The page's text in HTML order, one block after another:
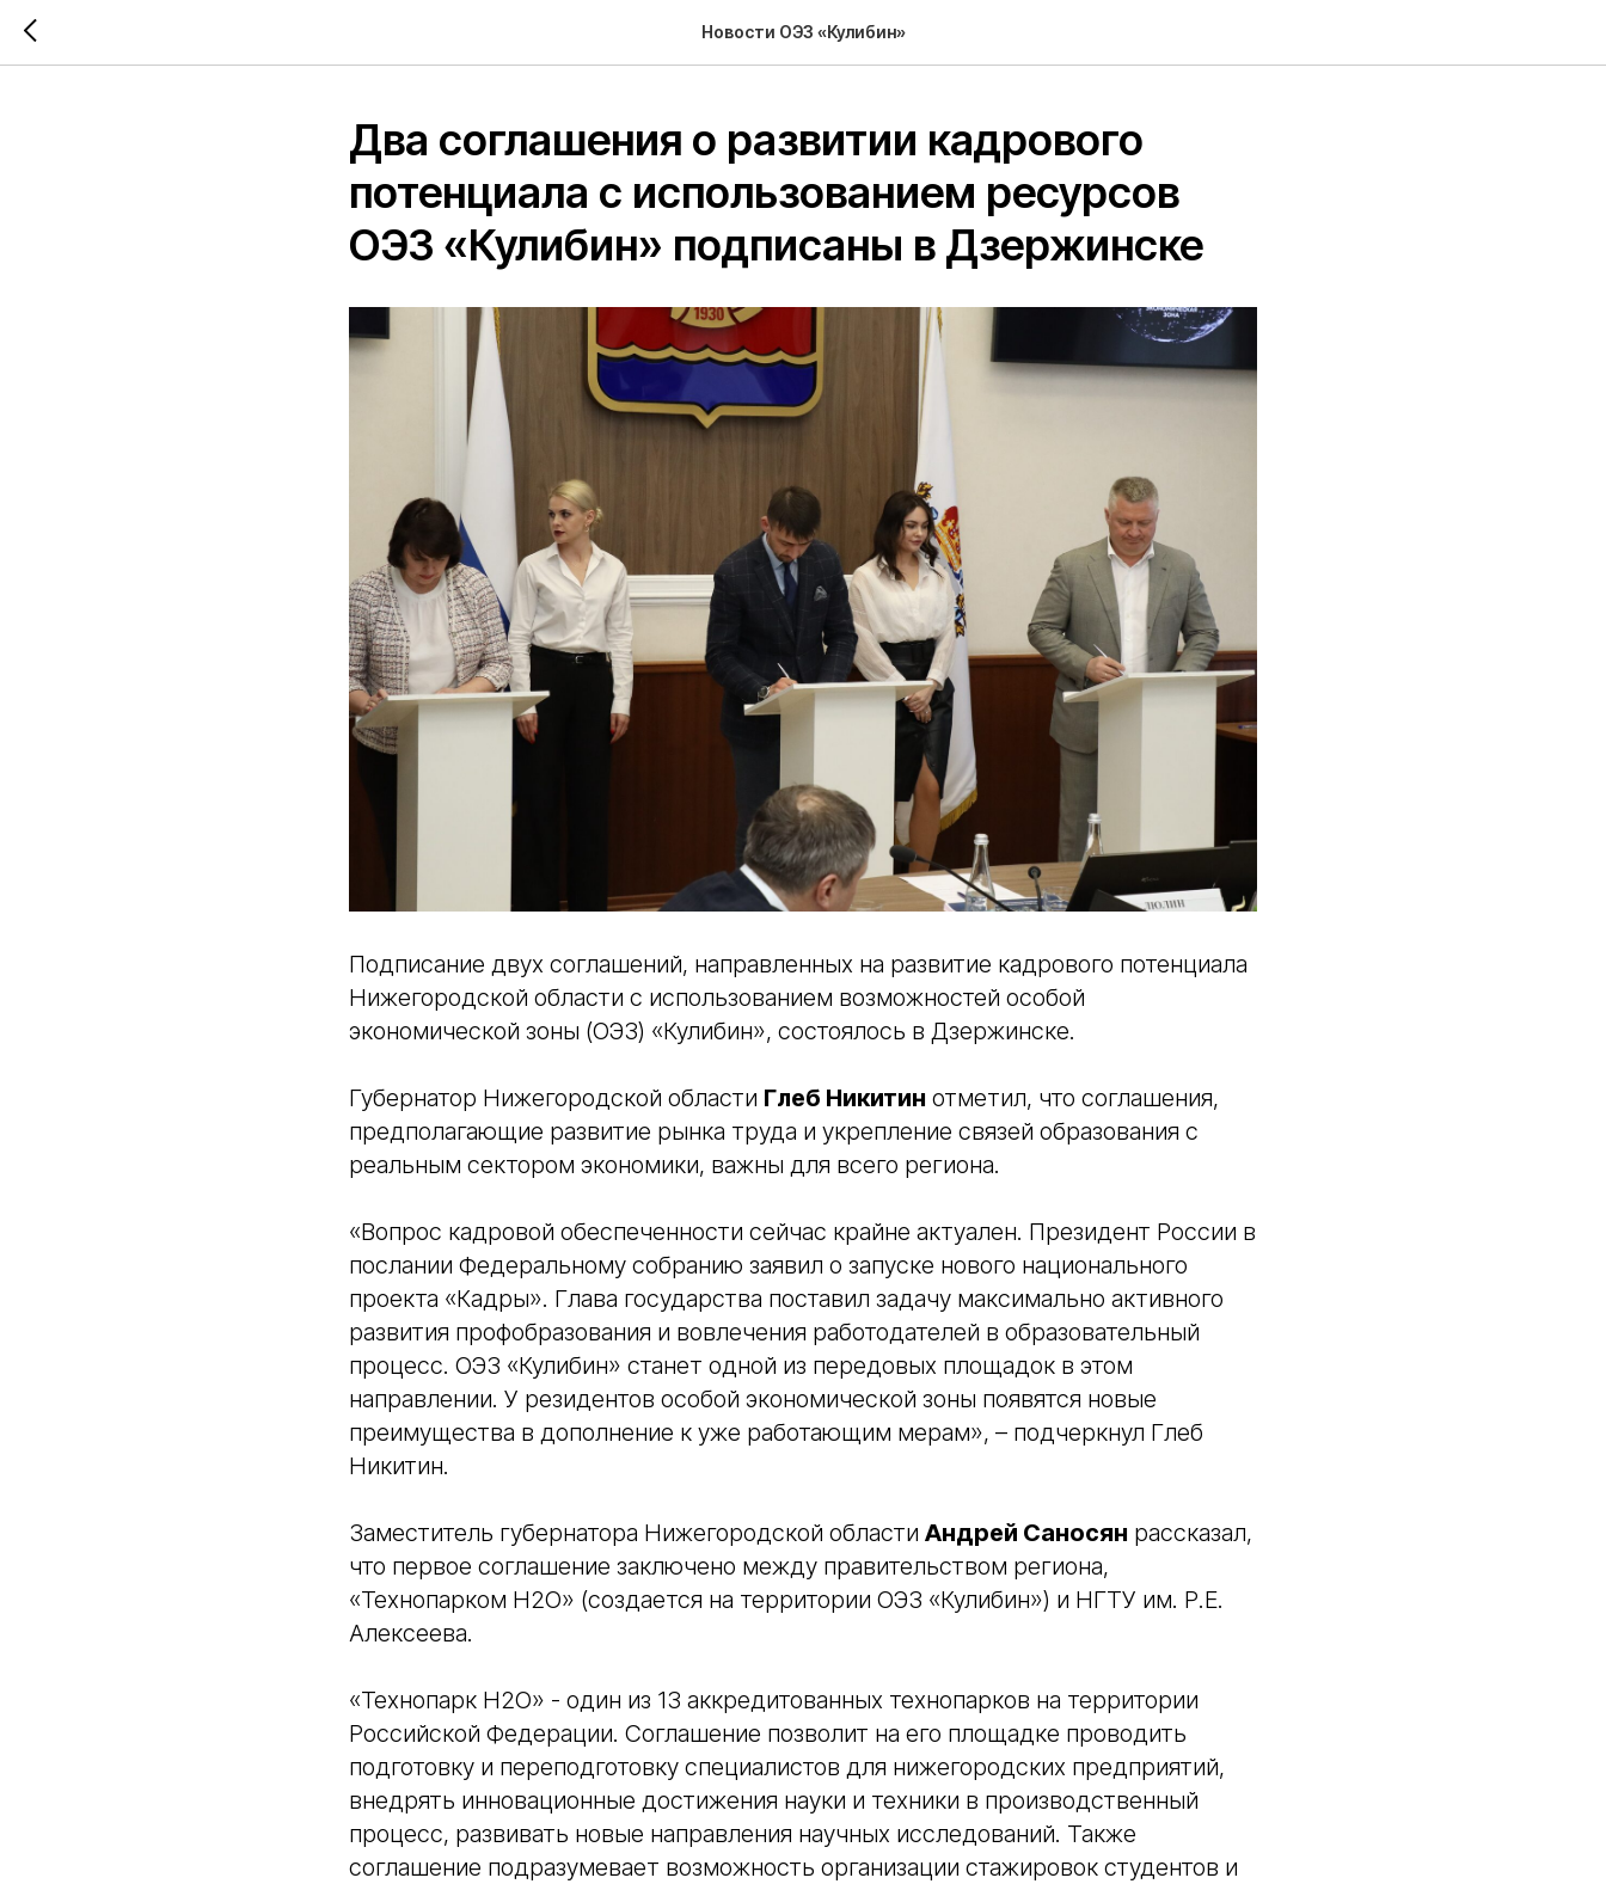
Новости ОЭЗ «Кулибин»
Два соглашения о развитии кадрового
потенциала с использованием ресурсов
ОЭЗ «Кулибин» подписаны в Дзержинске
Подписание двух соглашений, направленных на развитие кадрового потенциала
Нижегородской области с использованием возможностей особой
экономической зоны (ОЭЗ) «Кулибин», состоялось в Дзержинске.
Губернатор Нижегородской области Глеб Никитин отметил, что соглашения,
предполагающие развитие рынка труда и укрепление связей образования с
реальным сектором экономики, важны для всего региона.
«Вопрос кадровой обеспеченности сейчас крайне актуален. Президент России в
послании Федеральному собранию заявил о запуске нового национального
проекта «Кадры». Глава государства поставил задачу максимально активного
развития профобразования и вовлечения работодателей в образовательный
процесс. ОЭЗ «Кулибин» станет одной из передовых площадок в этом
направлении. У резидентов особой экономической зоны появятся новые
преимущества в дополнение к уже работающим мерам», – подчеркнул Глеб
Никитин.
Заместитель губернатора Нижегородской области Андрей Саносян рассказал,
что первое соглашение заключено между правительством региона,
«Технопарком H2O» (создается на территории ОЭЗ «Кулибин») и НГТУ им. Р.Е.
Алексеева.
«Технопарк Н2О» - один из 13 аккредитованных технопарков на территории
Российской Федерации. Соглашение позволит на его площадке проводить
подготовку и переподготовку специалистов для нижегородских предприятий,
внедрять инновационные достижения науки и техники в производственный
процесс, развивать новые направления научных исследований. Также
соглашение подразумевает возможность организации стажировок студентов и